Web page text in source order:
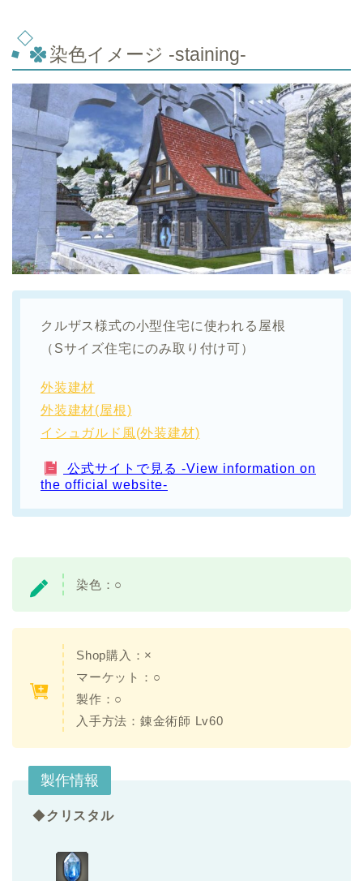
染色イメージ -staining-
クルザス様式の小型住宅に使われる屋根
（Sサイズ住宅にのみ取り付け可）
外装建材
外装建材(屋根)
イシュガルド風(外装建材)
公式サイトで見る -View information on
the official website-
染色： ○
Shop購入：×
マーケット：○
製作：○
入手方法：錬金術師 Lv60
製作情報
◆クリスタル